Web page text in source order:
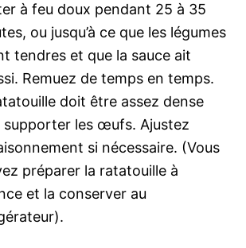
à feu doux pendant 25 à 35
ou jusqu’à ce que les légumes
tendres et que la sauce ait
Remuez de temps en temps.
doit être assez dense
supporter les œufs. Ajustez
si nécessaire. (Vous
préparer la ratatouille à
et la conserver au